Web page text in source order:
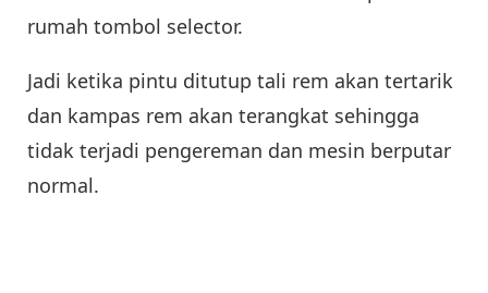
rumah tombol selector.
Jadi ketika pintu ditutup tali rem akan tertarik
dan kampas rem akan terangkat sehingga
tidak terjadi pengereman dan mesin berputar
normal.